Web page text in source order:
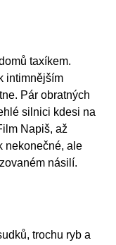
taxíkem.
intimnějším
Pár obratných
silnici kdesi na
Napiš, až
nekonečné, ale
násilí.
trochu ryb a